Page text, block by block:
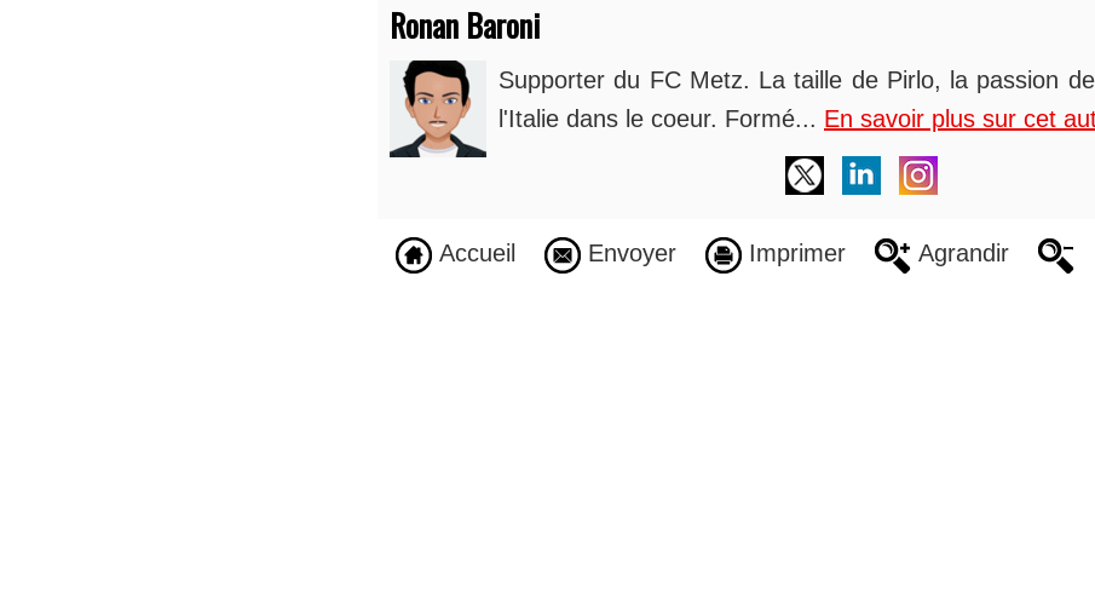
Ronan Baroni
Supporter du FC Metz. La taille de Pirlo, la passion
l'Italie dans le coeur. Formé... En savoir plus sur cet
Accueil Envoyer Imprimer Agrandir